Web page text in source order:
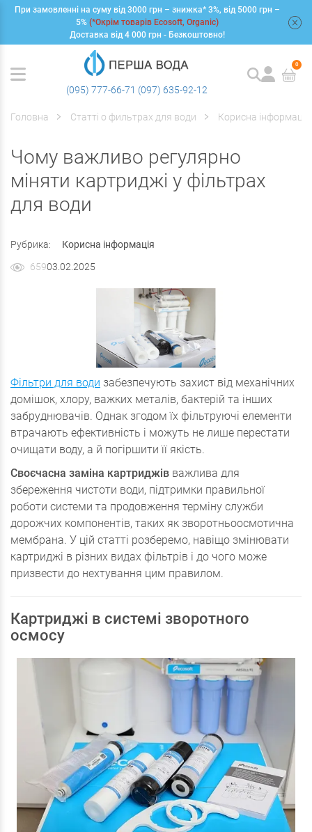
При замовленні на суму від 3000 грн – знижка* 3%, від 5000 грн –
5% (*Окрім товарів Ecosoft, Organic)
Доставка від 4 000 грн - Безкоштовно!
(095) 777-66-71 (097) 635-92-12
0
Головна Статті о фильтрах для води Корисна інформація
Чому важливо регулярно
міняти картриджі у фільтрах
для води
Рубрика:
Корисна інформація
65903.02.2025
Фільтри для води забезпечують захист від механічних
домішок, хлору, важких металів, бактерій та інших
забруднювачів. Однак згодом їх фільтруючі елементи
втрачають ефективність і можуть не лише перестати
очищати воду, а й погіршити її якість.
Своєчасна заміна картриджів важлива для
збереження чистоти води, підтримки правильної
роботи системи та продовження терміну служби
дорожчих компонентів, таких як зворотньоосмотична
мембрана. У цій статті розберемо, навіщо змінювати
картриджі в різних видах фільтрів і до чого може
призвести до нехтування цим правилом.
Картриджі в системі зворотного
осмосу